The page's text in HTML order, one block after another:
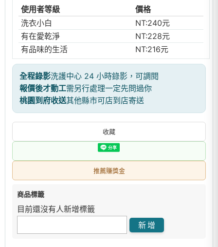
使用者等級
價格
洗衣小白
NT:240元
有在愛乾淨
NT:228元
有品味的生活
NT:216元
全程錄影洗護中心 24 小時錄影，可調閱
報價後才動工需另行處理一定先問過你
桃園到府收送其他縣市可店到店寄送
收藏
推薦賺獎金
商品標籤
目前還沒有人新增標籤